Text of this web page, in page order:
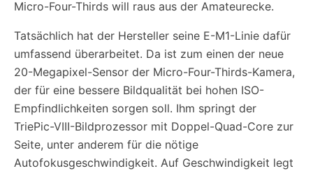
Micro-Four-Thirds will raus aus der Amateurecke.
Tatsächlich hat der Hersteller seine E-M1-Linie dafür
umfassend überarbeitet. Da ist zum einen der neue
20-Megapixel-Sensor der Micro-Four-Thirds-Kamera,
der für eine bessere Bildqualität bei hohen ISO-
Empfindlichkeiten sorgen soll. Ihm springt der
TriePic-VIII-Bildprozessor mit Doppel-Quad-Core zur
Seite, unter anderem für die nötige
Autofokusgeschwindigkeit. Auf Geschwindigkeit legt